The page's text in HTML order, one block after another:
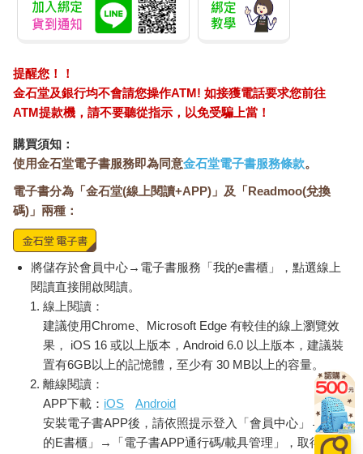
提醒您！！
金石堂及銀行均不會請您操作ATM! 如接獲電話要求您前往
ATM提款機，請不要聽從指示，以免受騙上當！
購買須知：
使用金石堂電子書服務即為同意金石堂電子書服務條款。
電子書分為「金石堂(線上閱讀+APP)」及「Readmoo(兌換
碼)」兩種：
將儲存於會員中心→電子書服務「我的e書櫃」，點選線上
閱讀直接開啟閱讀。
線上閱讀：
建議使用Chrome、Microsoft Edge 有較佳的線上瀏覽效
果， iOS 16 或以上版本，Android 6.0 以上版本，建議裝
置有6GB以上的記憶體，至少有 30 MB以上的容量。
離線閱讀：
APP下載： iOS
Android
安裝電子書APP後，請依照提示登入「會員中心」→「我
的E書櫃」→「電子書APP通行碼/載具管理」，取得通行